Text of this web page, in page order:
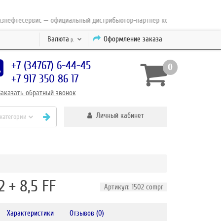
— официальный дистрибьютор-партнер концерна ESAB с 2010
Оформление заказа
Валюта р.
+7 (34767) 6-44-45
+7 917 350 86 17
обратный звонок
0
Личный кабинет
+ 8,5 FF Артикул: 1502 compr
Характеристики Отзывов (0)